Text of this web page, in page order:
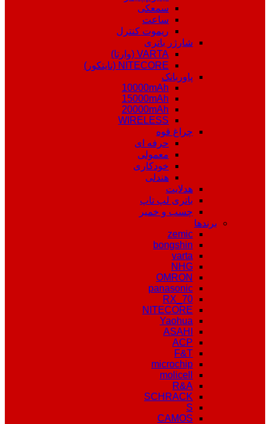
سمعکی
ساعت
ریموت کنترل
شارژر باتری
VARTA (وارتا)
NITECORE (نایتکور)
پاوربانک
10000mAh
15000mAh
20000mAh
WIRELESS
چراغ قوه
حرفه ای
معمولی
خودکاری
هندلی
هدلایت
باتری لپ تاپ
چسب و خمیر
برندها
zemic
bongshin
varta
NHG
OMRON
panasonic
RX_70
NITECORE
Yaohua
ASAHI
ACP
F&T
microchip
molicell
R&A
SCHRACK
S
CAMOS